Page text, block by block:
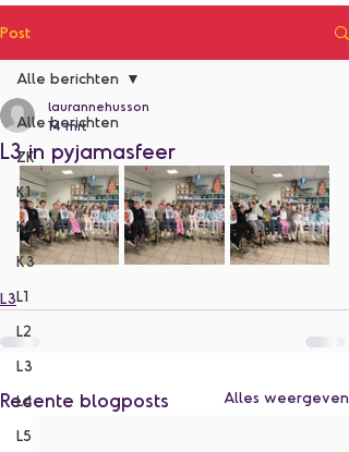
Post
Alle berichten
ZK
K1
K2
K3
L1
L2
L3
L4
L5
Alle berichten
L3 in pyjamasfeer
laurannehusson
14 mrt
L3
Recente blogposts Alles weergeven